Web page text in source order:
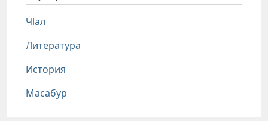
Чlал
Литература
История
Масабур